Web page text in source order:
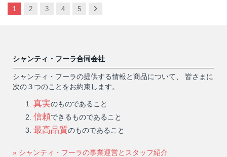
1 2 3 4 5 Next
シャンティ・フーラ合同会社
シャンティ・フーラの提供する情報と商品について、 皆さまに
次の３つのことをお約束します。
真実のものであること
信頼できるものであること
最高品質のものであること
» シャンティ・フーラの事業運営とスタッフ紹介